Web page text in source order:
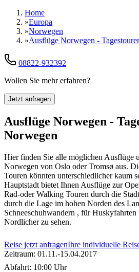
Home
»Europa
»Norwegen
»Ausflüge Norwegen -
08822-932392
Wollen Sie mehr erfahren?
Jetzt anfragen
Ausflüge Norwegen -
Norwegen
Hier finden Sie alle möglichen Ausflüge
Norwegen von Oslo oder Tromsø aus.
Touren könnten unterschiedlicher kaum
Hauptstadt bietet Ihnen Ausflüge zur
Rad-oder Walking Touren durch die
durch die Lage im hohen Norden des
Schneeschuhwandern , für
Nordlicher zu sehen.
Reise jetzt anfragenIhre individuelle
Zeitraum: 01.11.-15.04.2017
Abfahrt: 10:00 Uhr